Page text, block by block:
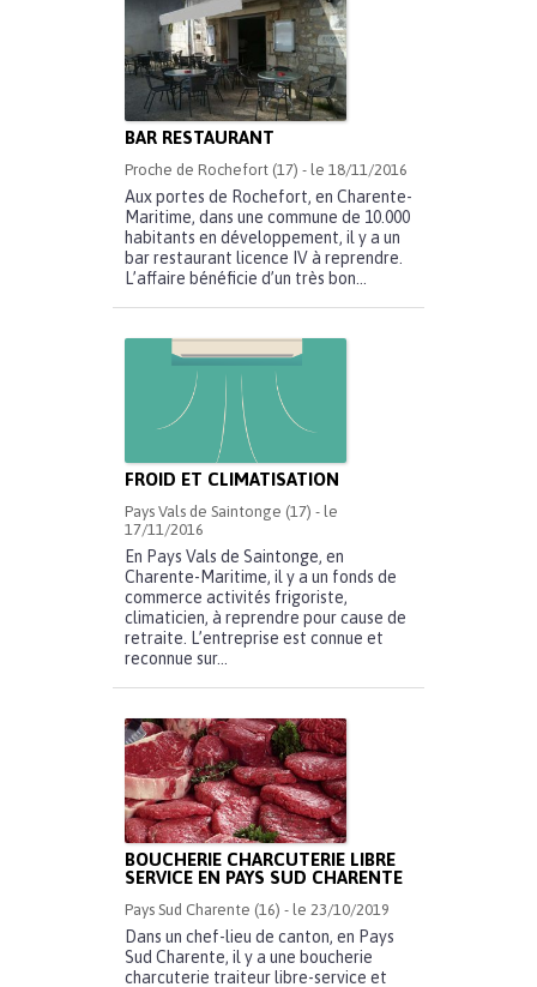
BAR RESTAURANT
Proche de Rochefort (17) - le 18/11/2016
Aux portes de Rochefort, en Charente-
Maritime, dans une commune de 10.000
habitants en développement, il y a un
bar restaurant licence IV à reprendre.
L’affaire bénéficie d’un très bon...
FROID ET CLIMATISATION
Pays Vals de Saintonge (17) - le
17/11/2016
En Pays Vals de Saintonge, en
Charente-Maritime, il y a un fonds de
commerce activités frigoriste,
climaticien, à reprendre pour cause de
retraite. L’entreprise est connue et
reconnue sur...
BOUCHERIE CHARCUTERIE LIBRE
SERVICE EN PAYS SUD CHARENTE
Pays Sud Charente (16) - le 23/10/2019
Dans un chef-lieu de canton, en Pays
Sud Charente, il y a une boucherie
charcuterie traiteur libre-service et